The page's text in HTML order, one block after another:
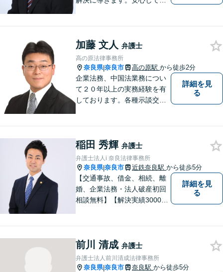
続・遺言・交通事故・借金・
債務整理などはお任せくださ
い。
加藤 文人 弁護士
高の原法律事務所
奈良県|奈良市 高の原駅 から徒歩2分
企業法務、中国法業務につい
て２０年以上の実務経験を有
しております。各種示談交
詳細を見
る
稲田 秀輝 弁護士
弁護士法人i 奈良法律事務所
奈良県|奈良市 近鉄奈良駅 から徒歩5分
【交通事故、借金、相続、離
婚、企業法務・法人破産初回
相談無料】【解決実績3000件
務のお悩みは【弁護士法人ｉ
（アイ）奈良法律事務所】に
おまかせください！
詳細を見
る
前川 清成 弁護士
弁護士法人前川清成法律事務所
奈良県|奈良市 奈良駅 から徒歩5分